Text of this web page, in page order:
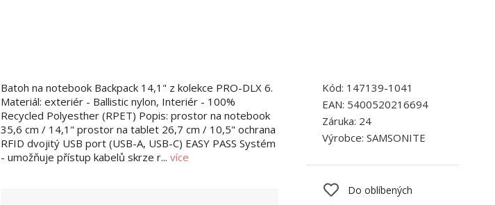
Batoh na notebook Backpack 14,1" z kolekce PRO-DLX 6.
Materiál: exteriér - Ballistic nylon, Interiér - 100%
Recycled Polyesther (RPET) Popis: prostor na notebook
35,6 cm / 14,1" prostor na tablet 26,7 cm / 10,5" ochrana
RFID dvojitý USB port (USB-A, USB-C) EASY PASS Systém
- umožňuje přístup kabelů skrze r... více
Kód: 147139-1041
EAN: 5400520216694
Záruka: 24
Výrobce: SAMSONITE
Do oblíbených